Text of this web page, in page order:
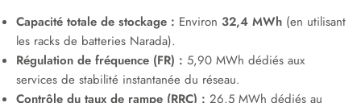
Capacité totale de stockage : Environ 32,4 MWh (en utilisant
les racks de batteries Narada).
Régulation de fréquence (FR) : 5,90 MWh dédiés aux
services de stabilité instantanée du réseau.
Contrôle du taux de rampe (RRC) : 26,5 MWh dédiés au